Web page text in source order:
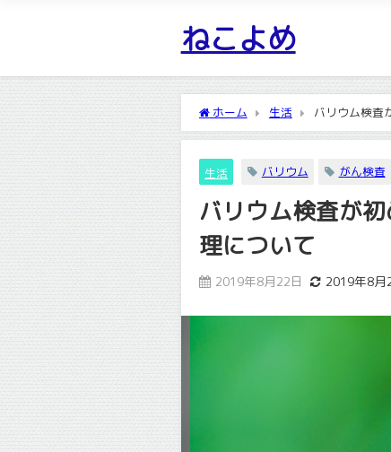
ねこよめ
ホーム 生活 バリウム検査
生活 バリウム がん検査
バリウム検査が
理について
2019年8月22日 2019年8月